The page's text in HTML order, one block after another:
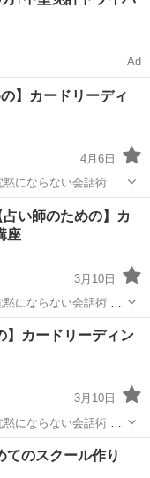
Ad
】カードリーディ
4月6日
にならない会話術 ・
場
い師のための】カ
座
3月10日
にならない会話術 ・
】カードリーディン
3月10日
にならない会話術 ・
会場
てのスクール作り